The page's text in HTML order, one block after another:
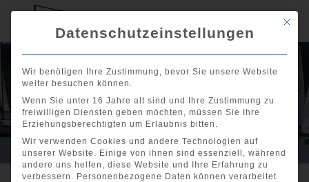
Goldener Geier
am 08. und 09.
Juni 2024
Mit
Datenschutzeinstellungen
Wir benötigen Ihre Zustimmung, bevor Sie unsere Website
weiter besuchen können.
Wenn Sie unter 16 Jahre alt sind und Ihre Zustimmung zu
freiwilligen Diensten geben möchten, müssen Sie Ihre
Erziehungsberechtigten um Erlaubnis bitten.
Wir verwenden Cookies und andere Technologien auf
unserer Website. Einige von ihnen sind essenziell, während
andere uns helfen, diese Website und Ihre Erfahrung zu
verbessern. Personenbezogene Daten können verarbeitet